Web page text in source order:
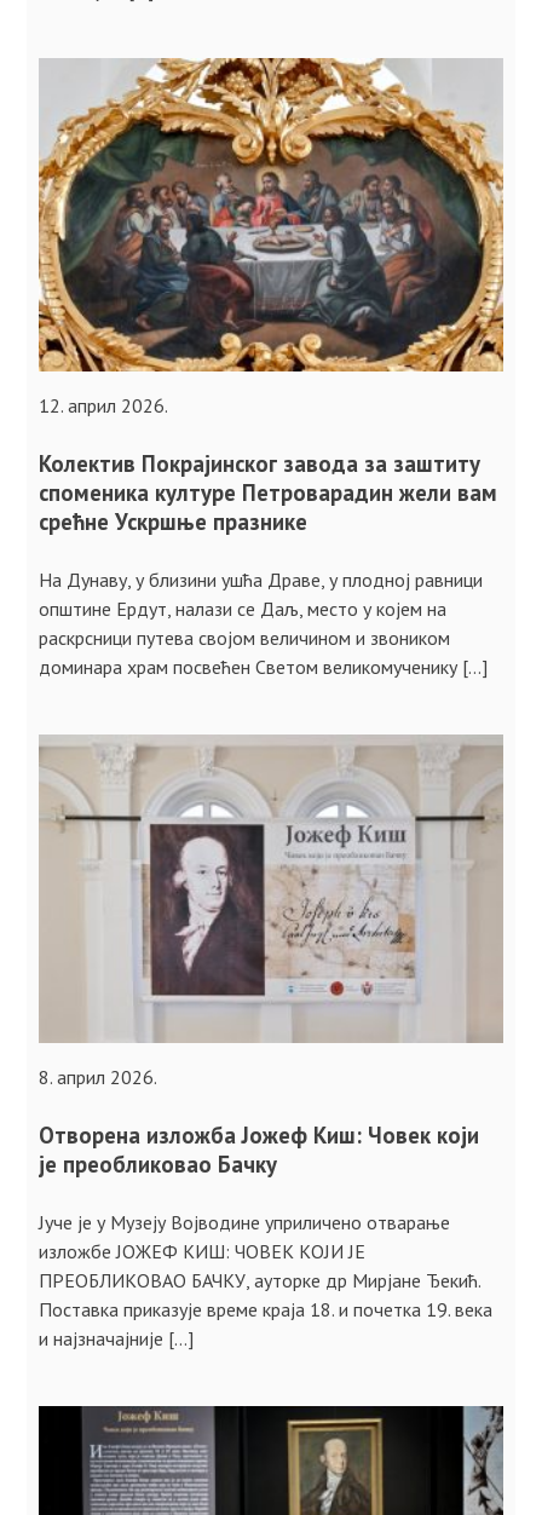
12. април 2026.
Колектив Покрајинског завода за заштиту
споменика културе Петроварадин жели вам
срећне Ускршње празнике
На Дунаву, у близини ушћа Драве, у плодној равници
општине Ердут, налази се Даљ, место у којем на
раскрсници путева својом величином и звоником
доминара храм посвећен Светом великомученику […]
8. април 2026.
Отворена изложба Јожеф Киш: Човек који
је преобликовао Бачку
Јуче је у Музеју Војводине уприличено отварање
изложбе ЈОЖЕФ КИШ: ЧОВЕК КОЈИ ЈЕ
ПРЕОБЛИКОВАО БАЧКУ, ауторке др Мирјане Ђекић.
Поставка приказује време краја 18. и почетка 19. века
и најзначајније […]